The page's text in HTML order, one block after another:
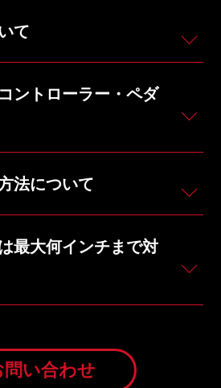
て
ントローラー・ペダ
法について
最大何インチまで対
問い合わせ